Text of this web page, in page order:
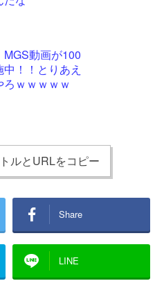
MGS動画が100
！！とりあえ
ｗｗｗｗｗ
ルとURLをコピー
Share
LINE